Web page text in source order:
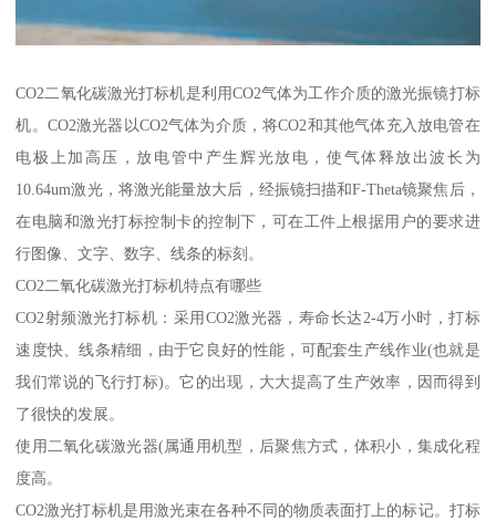
CO2二氧化碳激光打标机是利用CO2气体为工作介质的激光振镜打标
机。CO2激光器以CO2气体为介质，将CO2和其他气体充入放电管在
电极上加高压，放电管中产生辉光放电，使气体释放出波长为
10.64um激光，将激光能量放大后，经振镜扫描和F-Theta镜聚焦后，
在电脑和激光打标控制卡的控制下，可在工件上根据用户的要求进
行图像、文字、数字、线条的标刻。
CO2二氧化碳激光打标机特点有哪些
CO2射频激光打标机：采用CO2激光器，寿命长达2-4万小时，打标
速度快、线条精细，由于它良好的性能，可配套生产线作业(也就是
我们常说的飞行打标)。它的出现，大大提高了生产效率，因而得到
了很快的发展。
使用二氧化碳激光器(属通用机型，后聚焦方式，体积小，集成化程
度高。
CO2激光打标机是用激光束在各种不同的物质表面打上的标记。打标